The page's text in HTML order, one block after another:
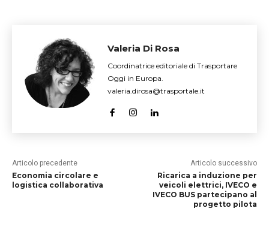
Valeria Di Rosa
Coordinatrice editoriale di Trasportare
Oggi in Europa.
valeria.dirosa@trasportale.it
Articolo precedente
Economia circolare e
logistica collaborativa
Articolo successivo
Ricarica a induzione per
veicoli elettrici, IVECO e
IVECO BUS partecipano al
progetto pilota